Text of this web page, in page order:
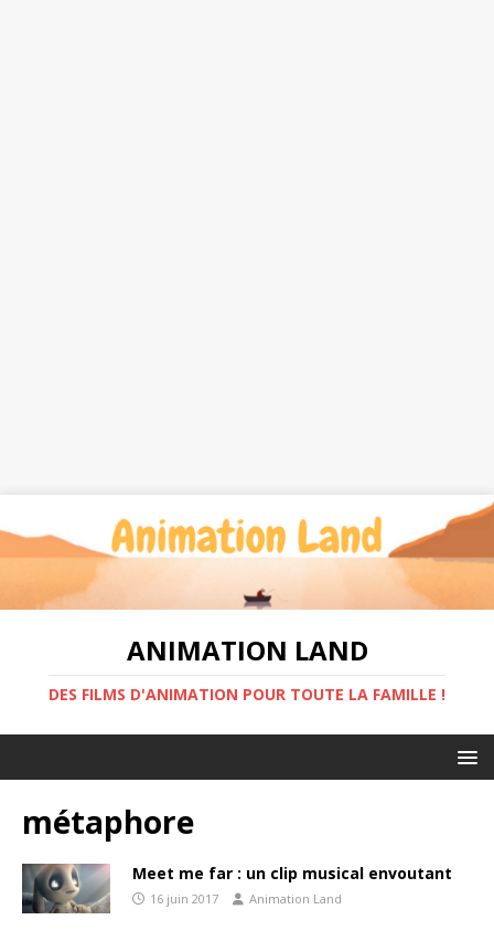
ANIMATION LAND
DES FILMS D'ANIMATION POUR TOUTE LA FAMILLE !
métaphore
Meet me far : un clip musical envoutant
16 juin 2017 Animation Land